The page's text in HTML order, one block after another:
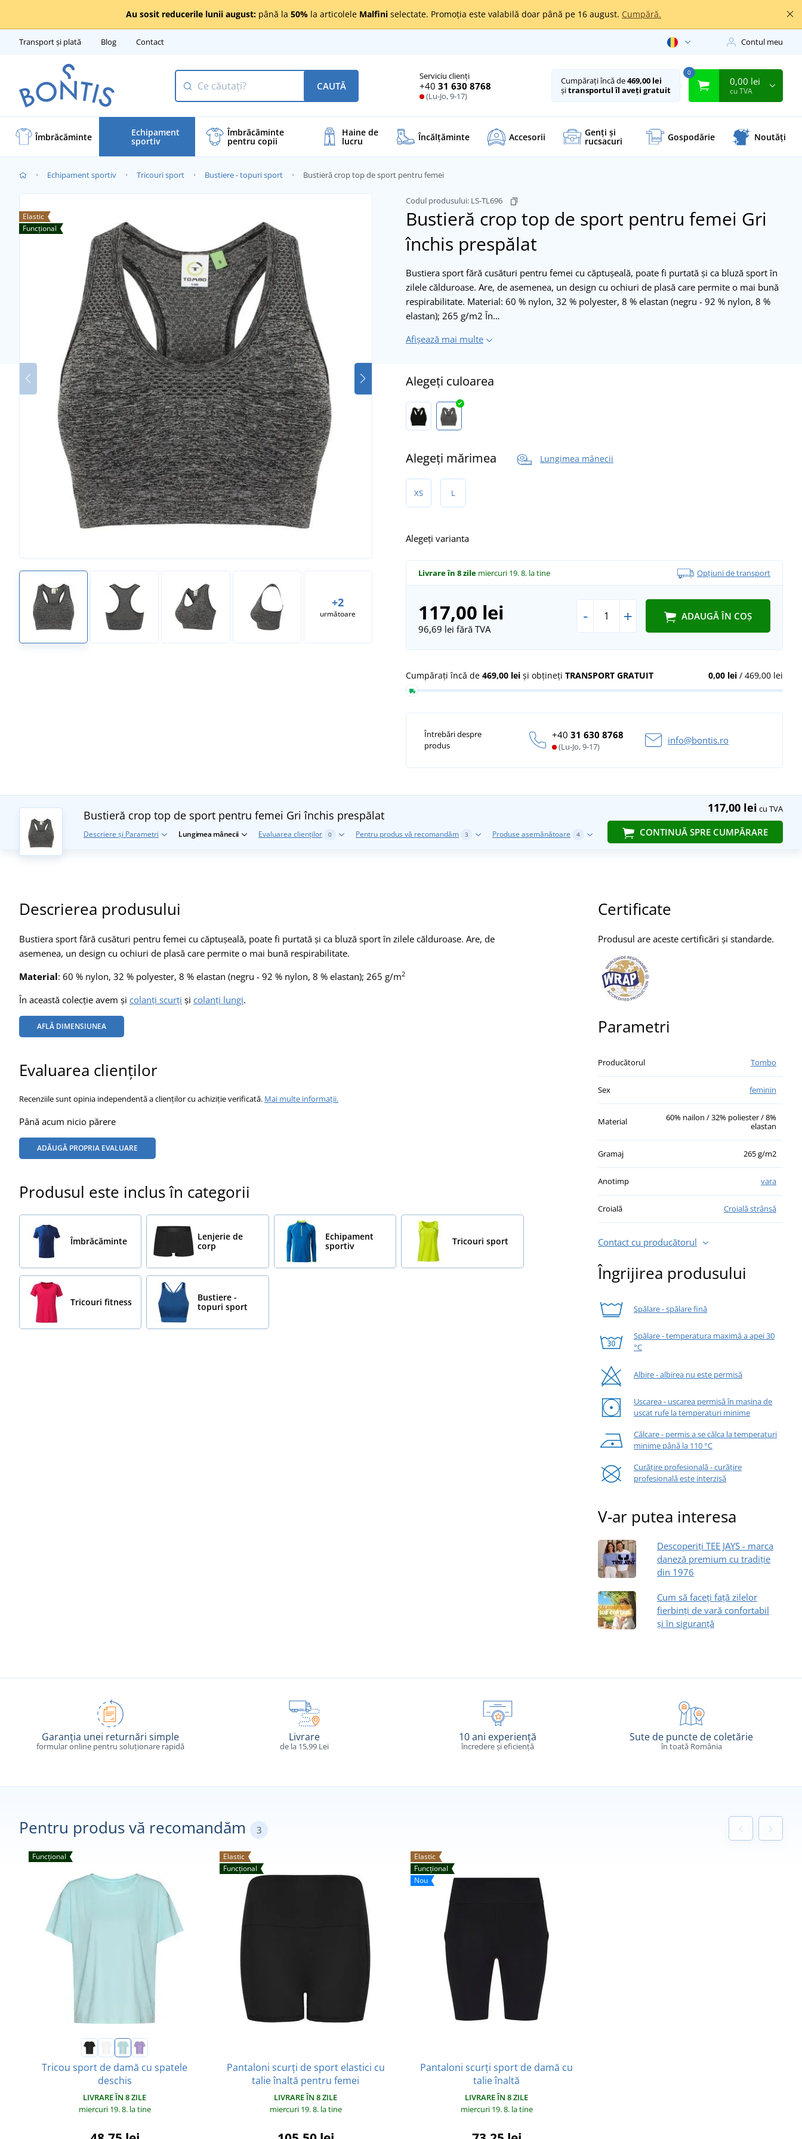
Au sosit reducerile lunii august: până la 50% la articolele Malfini selectate. Promoția este valabilă doar până pe 16 august. Cumpără.
Transport și plată Blog Contact Contul meu
Serviciu clienți
+40 31 630 8768
(Lu-Jo, 9-17)
CAUTĂ Cumpărați încă de469,00 lei
șitransportul îl aveți gratuit
0
0,00 lei
cu TVA
Îmbrăcăminte Echipament
sportiv
Îmbrăcăminte
pentru copii
Haine de
lucru Încălţăminte Accesorii Genți și
rucsacuri Gospodărie Noutăți
Echipament sportiv Tricouri sport Bustiere - topuri sport Bustieră crop top de sport pentru femei
Codul produsului: LS-TL696
Bustieră crop top de sport pentru femei Gri
închis prespălat
+2
următoare
Elastic
Funcțional
Bustiera sport fără cusături pentru femei cu căptușeală, poate fi purtată și ca bluză sport în
zilele călduroase. Are, de asemenea, un design cu ochiuri de plasă care permite o mai bună
respirabilitate. Material: 60 % nylon, 32 % polyester, 8 % elastan (negru - 92 % nylon, 8 %
elastan); 265 g/m2 În…
Afișează mai multe
Alegeți culoarea
Alegeți mărimea Lungimea mânecii
XS L
Alegeți varianta
Livrare în 8 zile miercuri 19. 8. la tine Opțiuni de transport
117,00 lei
96,69 lei fără TVA
- + ADAUGĂ ÎN COȘ
0,00 lei/ 469,00 lei
Cumpărați încă de 469,00 lei și obțineți TRANSPORT GRATUIT
Întrebări despre
produs
+40 31 630 8768
(Lu-Jo, 9-17)
info@bontis.ro
117,00 lei cu TVA
CONTINUĂ SPRE CUMPĂRARE
Bustieră crop top de sport pentru femei Gri închis prespălat
Descriere și Parametri Lungimea mânecii Evaluarea clienților 0 Pentru produs vă recomandăm 3 Produse asemănătoare 4
Descrierea produsului
Bustiera sport fără cusături pentru femei cu căptușeală, poate fi purtată și ca bluză sport în zilele călduroase. Are, de
asemenea, un design cu ochiuri de plasă care permite o mai bună respirabilitate.
Material: 60 % nylon, 32 % polyester, 8 % elastan (negru - 92 % nylon, 8 % elastan); 265 g/m2
În această colecție avem și colanți scurți și colanți lungi.
AFLĂ DIMENSIUNEA
Evaluarea clienților
Recenziile sunt opinia independentă a clienților cu achiziție verificată. Mai multe informații.
Până acum nicio părere
ADĂUGĂ PROPRIA EVALUARE
Produsul este inclus în categorii
Îmbrăcăminte
Lenjerie de
corp
Echipament
sportiv
Tricouri sport
Tricouri fitness
Bustiere -
topuri sport
Certificate
Produsul are aceste certificări și standarde.
Parametri
Producătorul Tombo
Sex feminin
Material
60% nailon / 32% poliester / 8%
elastan
Gramaj 265 g/m2
Anotimp vara
Croială Croială strânsă
Contact cu producătorul
Îngrijirea produsului
Spălare - spălare fină
Spălare - temperatura maximă a apei 30
°C
Albire - albirea nu este permisă
Uscarea - uscarea permisă în mașina de
uscat rufe la temperaturi minime
Călcare - permis a se călca la temperaturi
minime până la 110 °C
Curățire profesională - curățire
profesională este interzisă
V-ar putea interesa
Descoperiți TEE JAYS - marca
daneză premium cu tradiție
din 1976
Cum să faceți față zilelor
fierbinți de vară confortabil
și în siguranță
Garanția unei returnări simple
formular online pentru soluționare rapidă
Livrare
de la 15,99 Lei
10 ani experiență
încredere și eficiență
Sute de puncte de coletărie
în toată România
Pentru produs vă recomandăm 3
Funcțional
Tricou sport de damă cu spatele
deschis
LIVRARE ÎN 8 ZILE
miercuri 19. 8. la tine
Elastic
Funcțional
Pantaloni scurți de sport elastici cu
talie înaltă pentru femei
LIVRARE ÎN 8 ZILE
miercuri 19. 8. la tine
Elastic
Funcțional
Nou
Pantaloni scurți sport de damă cu
talie înaltă
LIVRARE ÎN 8 ZILE
miercuri 19. 8. la tine